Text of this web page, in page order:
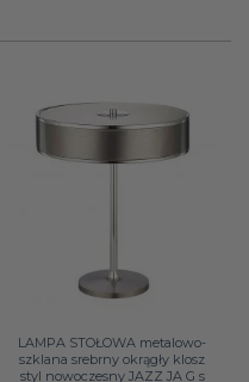
LAMPA STOŁOWA metalowo-
szklana srebrny okrągły klosz
styl nowoczesny JAZZ JA G s